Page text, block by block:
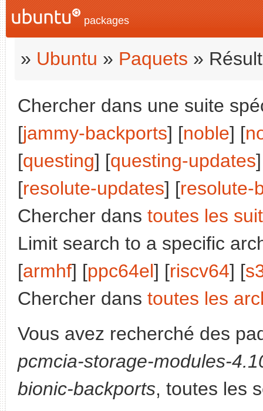
packages
» Ubuntu » Paquets »
Chercher dans une suite
[jammy-backports] [noble] [
[questing] [questing-updates
[resolute-updates] [resolute-
Chercher dans toutes les
Limit search to a specific
[armhf] [ppc64el] [riscv64] [
Chercher dans toutes les
Vous avez recherché des
pcmcia-storage-modules-
bionic-backports, toutes les